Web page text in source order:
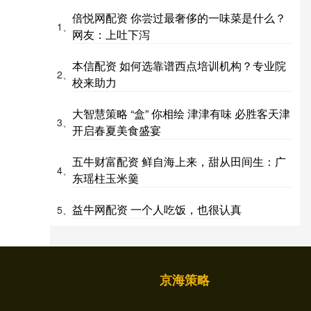
1、
倍悦网配资 你尝过最奢侈的一味菜是什么？
网友：上吐下泻
2、
本信配资 如何选靠谱西点培训机构？专业院
校来助力
3、
大智慧策略 “盒” 你相绘 津津有味 必胜客天津
开启春夏美食盛宴
4、
五牛财富配资 鲜自海上来，甜从田间生：广
东瑶柱玉米羹
5、 益牛网配资 一个人吃饭，也很认真
京海策略